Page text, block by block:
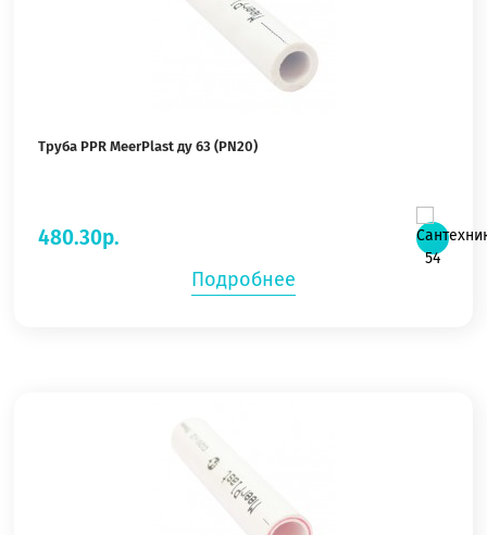
Труба PPR MeerPlast ду 63 (PN20)
480.30р.
Подробнее